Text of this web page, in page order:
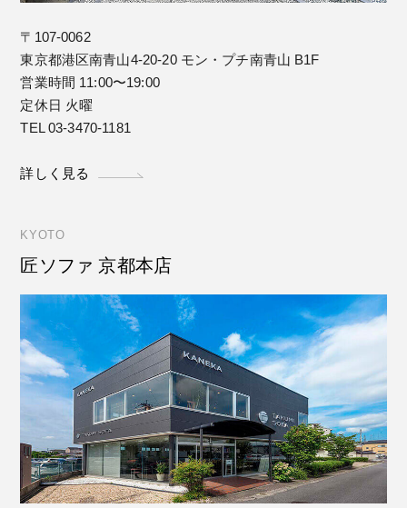
〒107-0062
東京都港区南青山4-20-20 モン・プチ南青山 B1F
営業時間 11:00〜19:00
定休日 火曜
TEL 03-3470-1181
詳しく見る
KYOTO
匠ソファ 京都本店